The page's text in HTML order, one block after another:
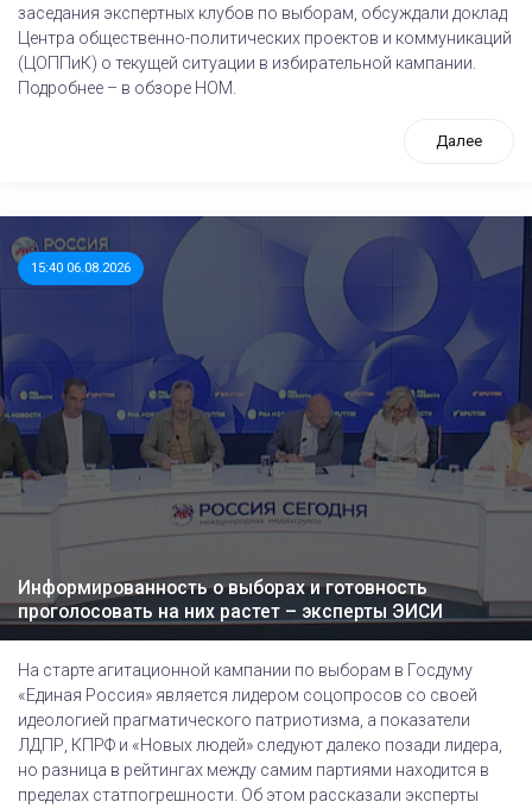
заседания экспертных клубов по выборам, обсуждали доклад
Центра общественно-политических проектов и коммуникаций
(ЦОППиК) о текущей ситуации в избирательной кампании.
Подробнее – в обзоре НОМ.
Далее
15:40 06.08.2026
Информированность о выборах и готовность
проголосовать на них растет – эксперты ЭИСИ
На старте агитационной кампании по выборам в Госдуму
«Единая Россия» является лидером соцопросов со своей
идеологией прагматического патриотизма, а показатели
ЛДПР, КПРФ и «Новых людей» следуют далеко позади лидера,
но разница в рейтингах между самим партиями находится в
пределах статпогрешности. Об этом рассказали эксперты